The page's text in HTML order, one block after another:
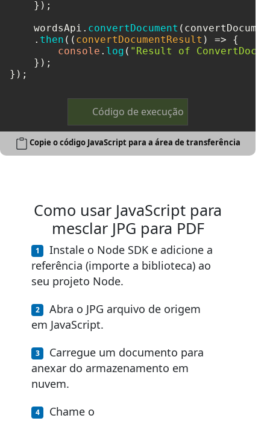
    });
    wordsApi.
convertDocument
    .
then ( ( convertDocumentResult ) => {
console . log ( "Result of
    });
Código de execução
Copie o código JavaScript para a área de transferência
Como usar JavaScript para
mesclar JPG para PDF
Instale o Node SDK e adicione a
referência (importe a biblioteca) ao
seu projeto Node.
Abra o JPG arquivo de origem
em JavaScript.
Carregue um documento para
anexar do armazenamento em
nuvem.
Chame o